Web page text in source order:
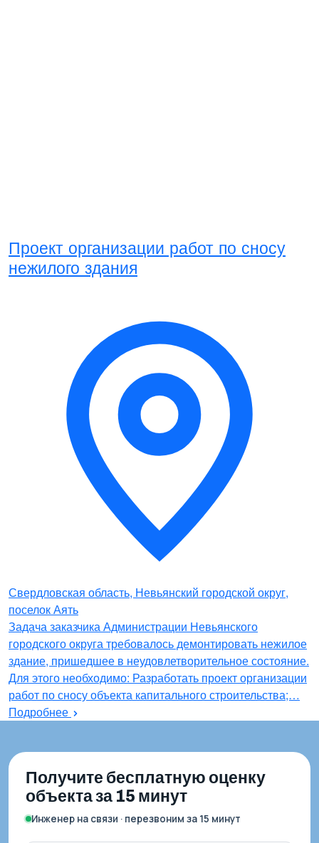
Проект организации работ по сносу
нежилого здания
Свердловская область, Невьянский городской округ,
поселок Аять
Задача заказчика Администрации Невьянского
городского округа требовалось демонтировать нежилое
здание, пришедшее в неудовлетворительное состояние.
Для этого необходимо: Разработать проект организации
работ по сносу объекта капитального строительства;…
Подробнее
Получите бесплатную оценку
объекта за 15 минут
Инженер на связи · перезвоним за 15 минут